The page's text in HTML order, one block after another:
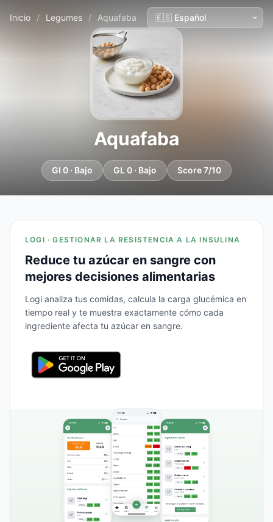
Inicio / Legumes / Aquafaba
Aquafaba
GI 0 · Bajo GL 0 · Bajo Score 7/10
LOGI · GESTIONAR LA RESISTENCIA A LA INSULINA
Reduce tu azúcar en sangre con
mejores decisiones alimentarias
Logi analiza tus comidas, calcula la carga glucémica en
tiempo real y te muestra exactamente cómo cada
ingrediente afecta tu azúcar en sangre.